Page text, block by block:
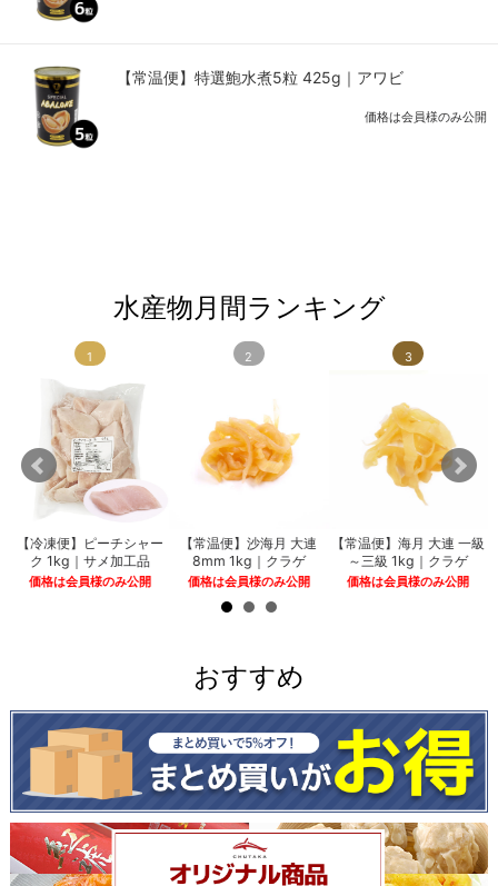
【常温便】特選鮑水煮5粒 425g｜アワビ
価格は会員様のみ公開
水産物月間ランキング
1
【冷凍便】ピーチシャー
ク 1kg｜サメ加工品
価格は会員様のみ公開
2
【常温便】沙海月 大連
8mm 1kg｜クラゲ
価格は会員様のみ公開
3
【常温便】海月 大連 一級
～三級 1kg｜クラゲ
価格は会員様のみ公開
おすすめ